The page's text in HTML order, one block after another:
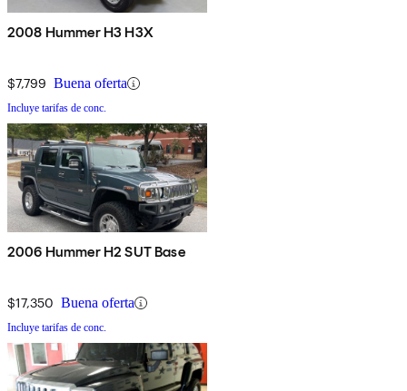
2008 Hummer H3 H3X
$7,799 Buena oferta
Incluye tarifas de conc.
2006 Hummer H2 SUT Base
$17,350 Buena oferta
Incluye tarifas de conc.